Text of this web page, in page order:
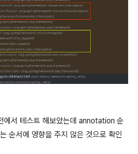
서 테스트 해보았는데 annotation 순
순서에 영향을 주지 않은 것으로 확인